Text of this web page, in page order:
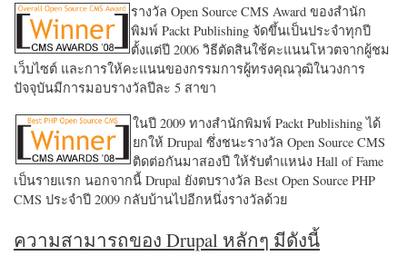
รางวัล Open Source CMS Award ของสำนัก
พิมพ์ Packt Publishing จัดขึ้นเป็นประจำทุกปี
ตั้งแต่ปี 2006 วิธีตัดสินใช้คะแนนโหวตจากผู้ชม
เว็บไซต์ และการให้คะแนนของกรรมการผู้ทรงคุณวุฒิในวงการ
ปัจจุบันมีการมอบรางวัลปีละ 5 สาขา
ในปี 2009 ทางสำนักพิมพ์ Packt Publishing ได้
ยกให้ Drupal ซึ่งชนะรางวัล Open Source CMS
ติดต่อกันมาสองปี ให้รับตำแหน่ง Hall of Fame
เป็นรายแรก นอกจากนี้ Drupal ยังตบรางวัล Best Open Source PHP
CMS ประจำปี 2009 กลับบ้านไปอีกหนึ่งรางวัลด้วย
ความสามารถของ Drupal หลักๆ มีดังนี้